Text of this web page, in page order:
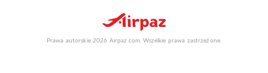
Prawa autorskie 2026 Airpaz.com. Wszelkie prawa zastrzeżone.